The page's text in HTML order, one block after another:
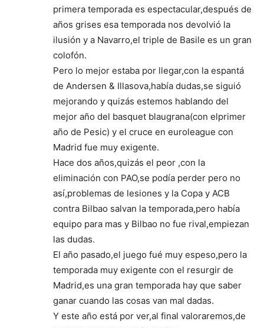
primera temporada es espectacular,después de
años grises esa temporada nos devolvió la
ilusión y a Navarro,el triple de Basile es un gran
colofón.
Pero lo mejor estaba por llegar,con la espantá
de Andersen & Illasova,había dudas,se siguió
mejorando y quizás estemos hablando del
mejor año del basquet blaugrana(con elprimer
año de Pesic) y el cruce en euroleague con
Madrid fue muy exigente.
Hace dos años,quizás el peor ,con la
eliminación con PAO,se podía perder pero no
así,problemas de lesiones y la Copa y ACB
contra Bilbao salvan la temporada,pero había
equipo para mas y Bilbao no fue rival,empiezan
las dudas.
El año pasado,el juego fué muy espeso,pero la
temporada muy exigente con el resurgir de
Madrid,es una gran temporada hay que saber
ganar cuando las cosas van mal dadas.
Y este año está por ver,al final valoraremos,de